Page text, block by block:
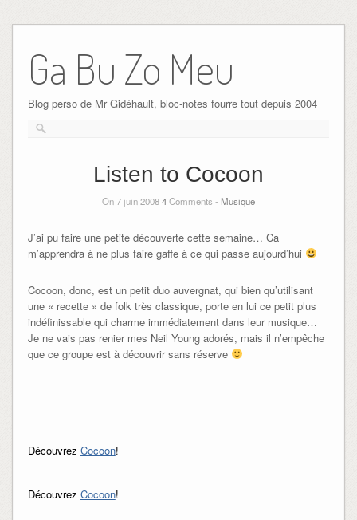
Ga Bu Zo Meu
Blog perso de Mr Gidéhault, bloc-notes fourre tout depuis 2004
Listen to Cocoon
On 7 juin 20084Comments - Musique
J’ai pu faire une petite découverte cette semaine… Ca
m’apprendra à ne plus faire gaffe à ce qui passe aujourd’hui
Cocoon, donc, est un petit duo auvergnat, qui bien qu’utilisant
une « recette » de folk très classique, porte en lui ce petit plus
indéfinissable qui charme immédiatement dans leur musique…
Je ne vais pas renier mes Neil Young adorés, mais il n’empêche
que ce groupe est à découvrir sans réserve
Découvrez Cocoon!
Découvrez Cocoon!